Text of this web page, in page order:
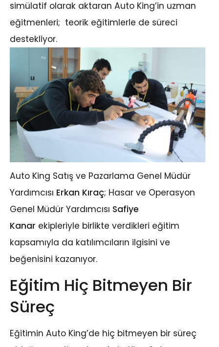
simülatif olarak aktaran Auto King’in uzman
eğitmenleri; teorik eğitimlerle de süreci
destekliyor.
Auto King Satış ve Pazarlama Genel Müdür
Yardımcısı Erkan Kıraç; Hasar ve Operasyon
Genel Müdür Yardımcısı Safiye
Kanar ekipleriyle birlikte verdikleri eğitim
kapsamıyla da katılımcıların ilgisini ve
beğenisini kazanıyor.
Eğitim Hiç Bitmeyen Bir
Süreç
Eğitimin Auto King’de hiç bitmeyen bir süreç